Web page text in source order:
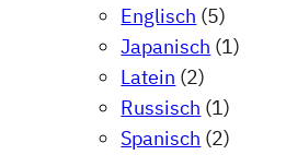
Englisch (5)
Japanisch (1)
Latein (2)
Russisch (1)
Spanisch (2)